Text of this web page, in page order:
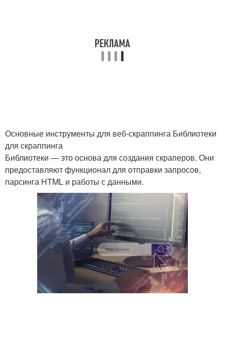
Основные инструменты для веб-скраппинга Библиотеки
для скраппинга
Библиотеки — это основа для создания скраперов. Они
предоставляют функционал для отправки запросов,
парсинга HTML и работы с данными.